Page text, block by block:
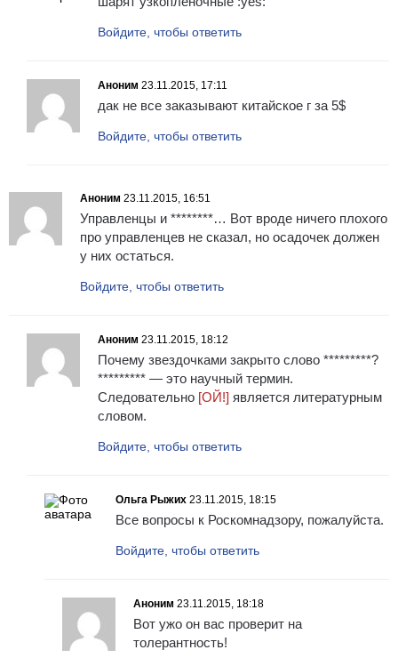
Войдите, чтобы ответить
Аноним 23.11.2015, 17:11
дак не все заказывают китайское г за 5$
Войдите, чтобы ответить
Аноним 23.11.2015, 16:51
Управленцы и ********… Вот вроде ничего плохого
про управленцев не сказал, но осадочек должен
у них остаться.
Войдите, чтобы ответить
Аноним 23.11.2015, 18:12
Почему звездочками закрыто слово *********?
********* — это научный термин.
Следовательно [ОЙ!] является литературным
словом.
Войдите, чтобы ответить
Ольга Рыжих 23.11.2015, 18:15
Все вопросы к Роскомнадзору, пожалуйста.
Войдите, чтобы ответить
Аноним 23.11.2015, 18:18
Вот ужо он вас проверит на
толерантность!